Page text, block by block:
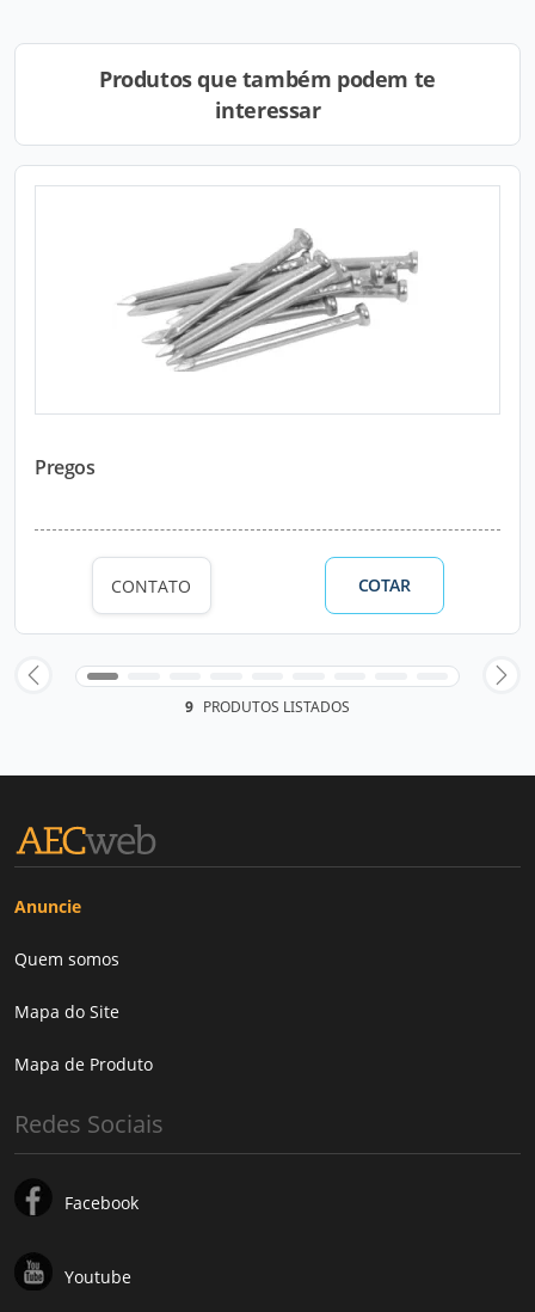
Produtos que também podem te
interessar
Pregos
CONTATO COTAR
9 PRODUTOS LISTADOS
Anuncie
Quem somos
Mapa do Site
Mapa de Produto
Redes Sociais
Facebook
Youtube